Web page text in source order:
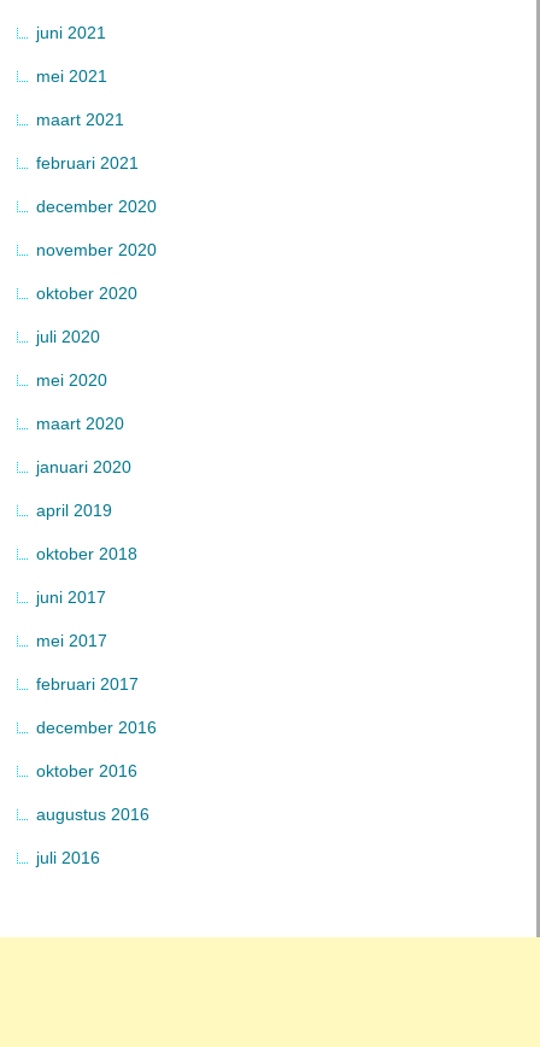
juni 2021
mei 2021
maart 2021
februari 2021
december 2020
november 2020
oktober 2020
juli 2020
mei 2020
maart 2020
januari 2020
april 2019
oktober 2018
juni 2017
mei 2017
februari 2017
december 2016
oktober 2016
augustus 2016
juli 2016